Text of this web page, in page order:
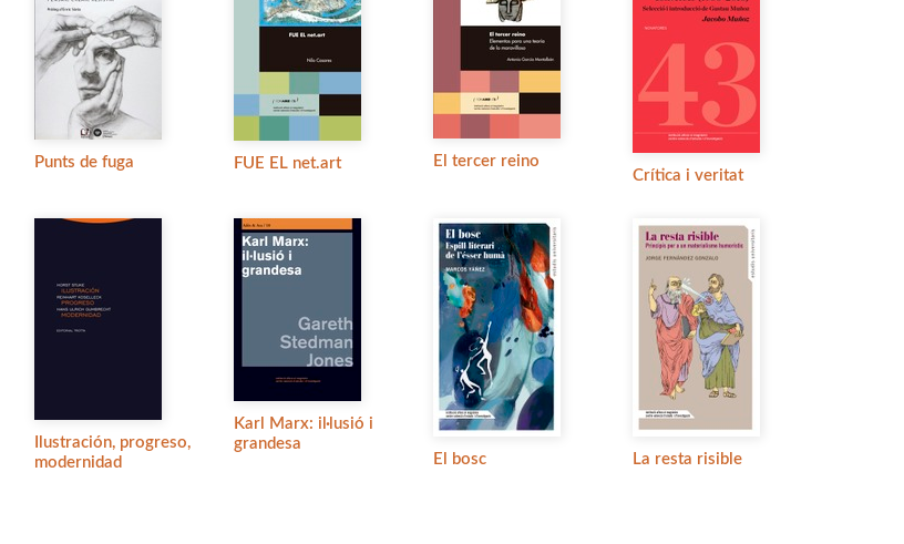
Punts de fuga FUE EL net.art
El tercer reino
Crítica i veritat
Ilustración, progreso,
modernidad
Karl Marx: il·lusió i
grandesa
El bosc
La resta risible